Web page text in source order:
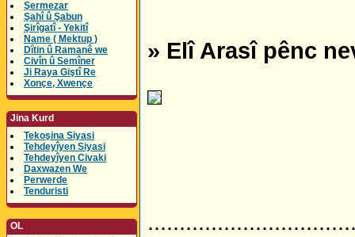
Şermezar
Şahî û Şabun
Şirîgatî - Yekitî
Name ( Mektup )
Dîtin û Ramanê we
Civîn û Semîner
Ji Raya Giştî Re
Xonçe, Xwençe
Jina Kurd
Tekoşina Siyasi
Tehdeyîyen Siyasi
Tehdeyîyen Civaki
Daxwazen We
Perwerde
Tenduristi
OL
» Elî Arasî pênc